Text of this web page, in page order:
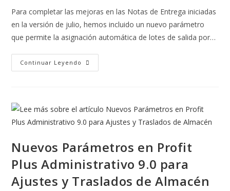
Para completar las mejoras en las Notas de Entrega iniciadas
en la versión de julio, hemos incluido un nuevo parámetro
que permite la asignación automática de lotes de salida por…
Continuar Leyendo
Nuevos Parámetros en Profit
Plus Administrativo 9.0 para
Ajustes y Traslados de Almacén